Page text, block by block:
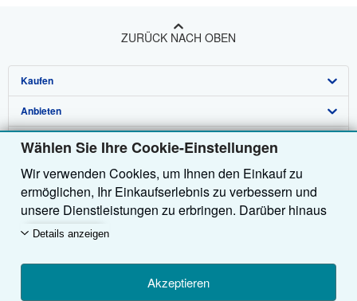
Wählen Sie Ihre Cookie-Einstellungen
Wir verwenden Cookies, um Ihnen den Einkauf zu
ermöglichen, Ihr Einkaufserlebnis zu verbessern und
unsere Dienstleistungen zu erbringen. Darüber hinaus
verwenden wir Cookies, um nachzuvollziehen, wie
Erfassung von Website-Besuchen), sodass wir
Optimierungen vornehmen können. Sofern Sie
Details anzeigen
Akzeptieren
ZURÜCK NACH OBEN
Kaufen
Detailsuche
Sammlungen
Nutzerkonto
Meine Bestellungen
Warenkorb
Anbieten
Verkäufer werden
Partnerprogramm
Empfehlen Sie einen Verkäufer
Über uns
Über uns / Impressum
Presse
Karriere
Datenschutzerklärung
Hilfe
Hilfebereich
Kundenservice
Weitere AbeBooks Unternehmen
AbeBooks.com
AbeBooks.co.uk
AbeBooks folgen